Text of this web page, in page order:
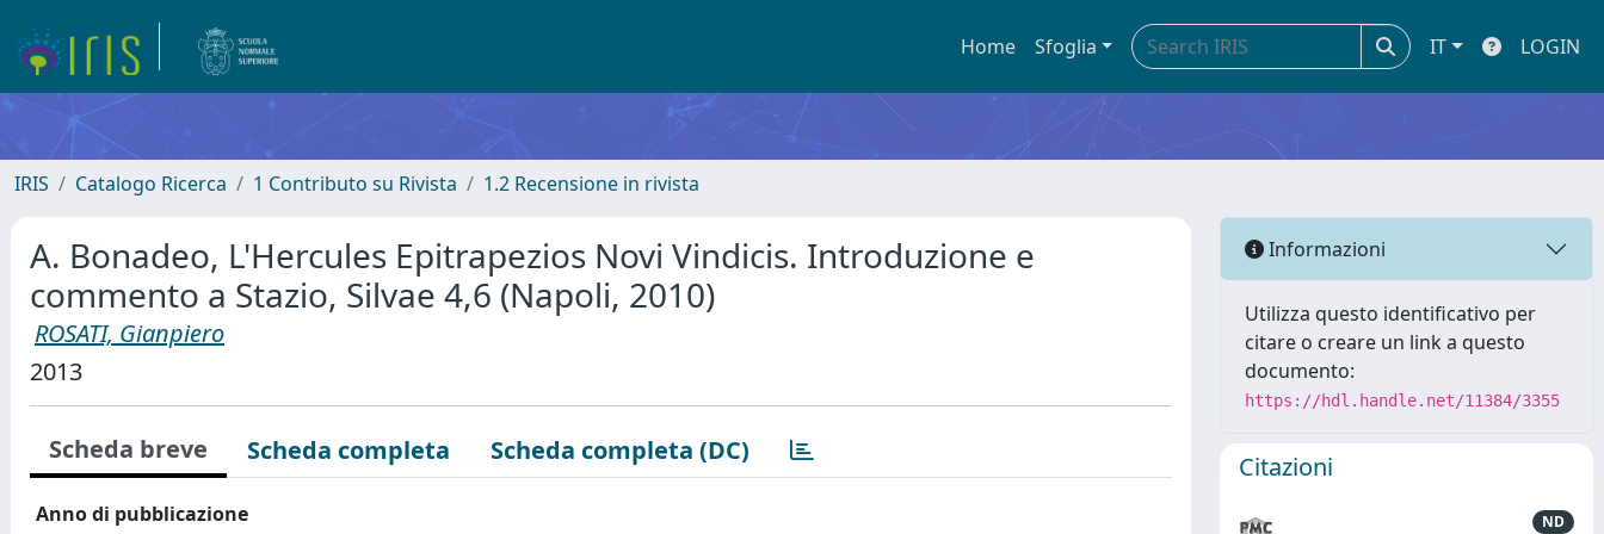
Home Sfoglia IT LOGIN
IRIS Catalogo Ricerca 1 Contributo su Rivista 1.2 Recensione in rivista
A. Bonadeo, L'Hercules Epitrapezios Novi Vindicis. Introduzione e
commento a Stazio, Silvae 4,6 (Napoli, 2010)
ROSATI, Gianpiero
2013
Scheda breve Scheda completa Scheda completa (DC)
Anno di pubblicazione
Informazioni
Utilizza questo identificativo per
citare o creare un link a questo
documento:
https://hdl.handle.net/11384/3355
Citazioni
ND